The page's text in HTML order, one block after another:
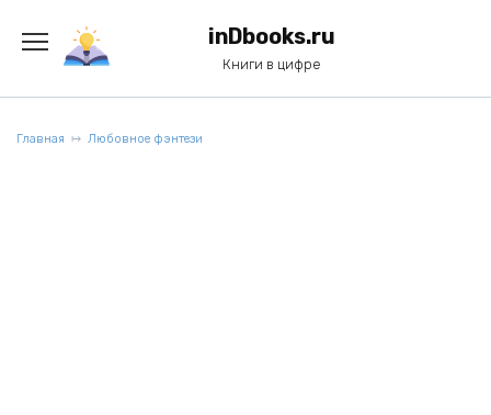
содержанию
inDbooks.ru
Книги в цифре
Главная Любовное фэнтези